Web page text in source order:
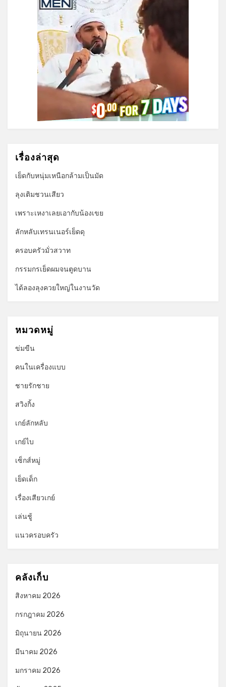
เรื่องล่าสุด
เย็ดกับหนุ่มเหนือกล้ามเป็นมัด
ลุงเติมชวนเสียว
เพราะเหงาเลยเอากับน้องเขย
ลักหลับเทรนเนอร์เย็ดดุ
ครอบครัวมั่วสวาท
กรรมกรเย็ดผมจนตูดบาน
ได้ลองลุงควยใหญ่ในงานวัด
หมวดหมู่
ข่มขืน
คนในเครื่องแบบ
ชายรักชาย
สวิงกิ้ง
เกย์ลักหลับ
เกย์ไบ
เซ็กส์หมู่
เย็ดเด็ก
เรื่องเสียวเกย์
เล่นชู้
แนวครอบครัว
คลังเก็บ
สิงหาคม 2026
กรกฎาคม 2026
มิถุนายน 2026
มีนาคม 2026
มกราคม 2026